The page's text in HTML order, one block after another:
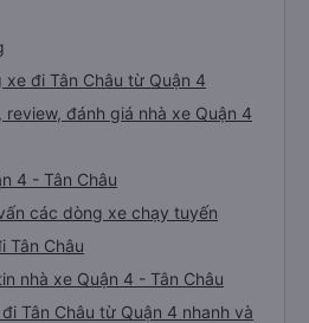
đi Tân Châu từ Quận 4
review, đánh giá nhà xe Quận 4
4 - Tân Châu
các dòng xe chạy tuyến
Tân Châu
nhà xe Quận 4 - Tân Châu
Tân Châu từ Quận 4 nhanh và